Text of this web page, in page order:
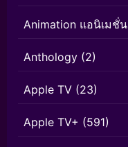
Animation แอนิเมชั่น
Anthology (2)
Apple TV (23)
Apple TV+ (591)